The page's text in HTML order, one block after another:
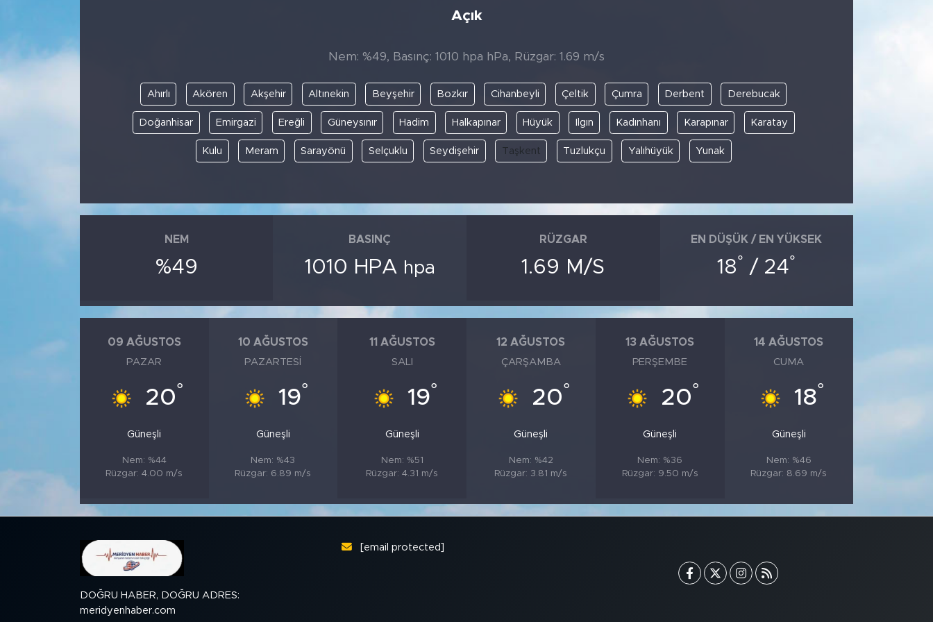
Açık
Nem: %49, Basınç: 1010 hpa hPa, Rüzgar: 1.69 m/s
Ahırlı Akören Akşehir Altınekin Beyşehir Bozkır Cihanbeyli Çeltik Çumra Derbent Derebucak
Doğanhisar Emirgazi Ereğli Güneysınır Hadim Halkapınar Hüyük Ilgın Kadınhanı Karapınar Karatay
Kulu Meram Sarayönü Selçuklu Seydişehir Taşkent Tuzlukçu Yalıhüyük Yunak
NEM
%49
BASINÇ
1010 HPA hpa
RÜZGAR
1.69 M/S
EN DÜŞÜK / EN YÜKSEK
18° / 24°
09 AĞUSTOS
PAZAR
20°
Güneşli
Nem: %44
Rüzgar: 4.00 m/s
10 AĞUSTOS
PAZARTESI
19°
Güneşli
Nem: %43
Rüzgar: 6.89 m/s
11 AĞUSTOS
SALI
19°
Güneşli
Nem: %51
Rüzgar: 4.31 m/s
12 AĞUSTOS
ÇARŞAMBA
20°
Güneşli
Nem: %42
Rüzgar: 3.81 m/s
13 AĞUSTOS
PERŞEMBE
20°
Güneşli
Nem: %36
Rüzgar: 9.50 m/s
14 AĞUSTOS
CUMA
18°
Güneşli
Nem: %46
Rüzgar: 8.69 m/s
DOĞRU HABER, DOĞRU ADRES:
meridyenhaber.com
[email protected]
RÖPÖRTAJ
YAZARLAR
EKONOMİ
SPOR
TARİH
KADIN
SAĞLIK
SİYASET